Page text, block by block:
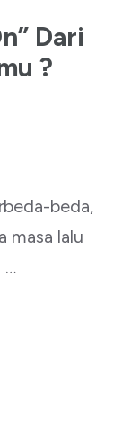
Dari
?
beda,
masa lalu
…